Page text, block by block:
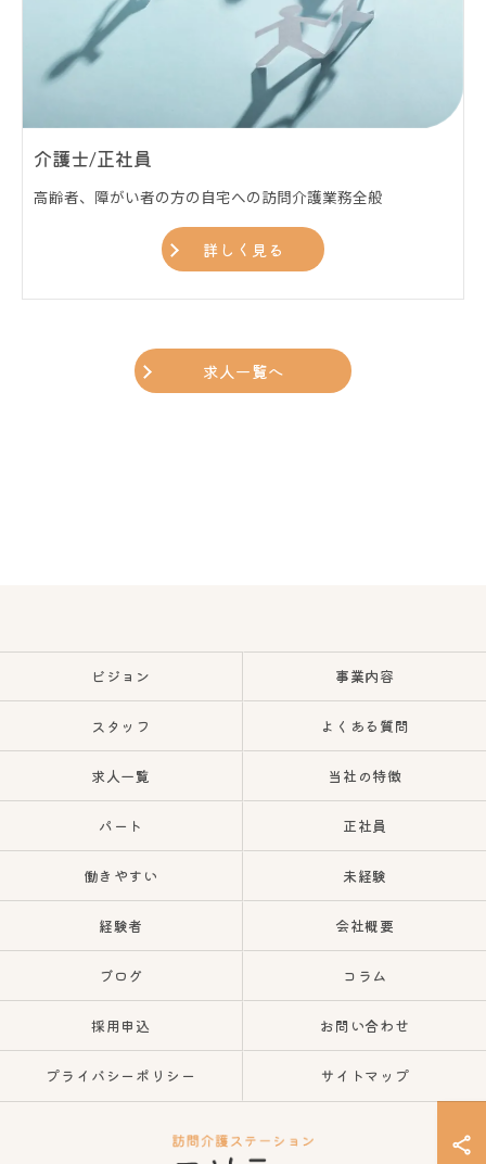
介護士/正社員
高齢者、障がい者の方の自宅への訪問介護業務全般
詳しく見る
求人一覧へ
ビジョン 事業内容
スタッフ よくある質問
求人一覧 当社の特徴
パート 正社員
働きやすい 未経験
経験者 会社概要
ブログ コラム
採用申込 お問い合わせ
プライバシーポリシー サイトマップ